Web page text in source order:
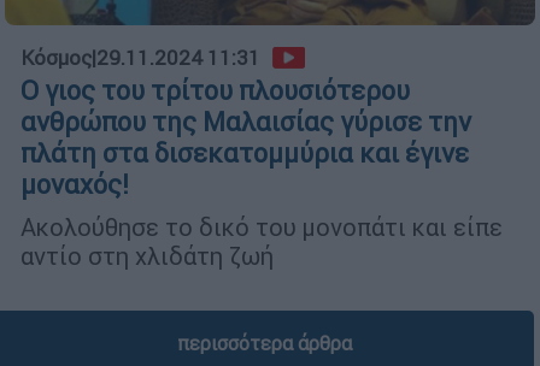
Κόσμος|29.11.2024 11:31
Ο γιος του τρίτου πλουσιότερου
ανθρώπου της Μαλαισίας γύρισε την
πλάτη στα δισεκατομμύρια και έγινε
μοναχός!
Ακολούθησε το δικό του μονοπάτι και είπε
αντίο στη χλιδάτη ζωή
περισσότερα άρθρα